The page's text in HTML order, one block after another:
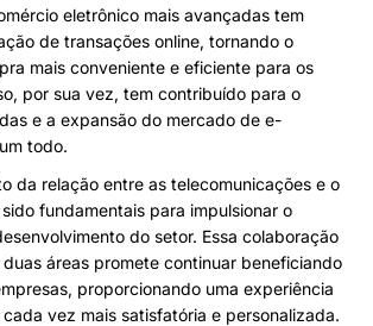
eletrônico mais avançadas tem
de transações online, tornando o
mais conveniente e eficiente para os
por sua vez, tem contribuído para o
e a expansão do mercado de e-
todo.
da relação entre as telecomunicações e o
fundamentais para impulsionar o
do setor. Essa colaboração
áreas promete continuar beneficiando
proporcionando uma experiência
vez mais satisfatória e personalizada.